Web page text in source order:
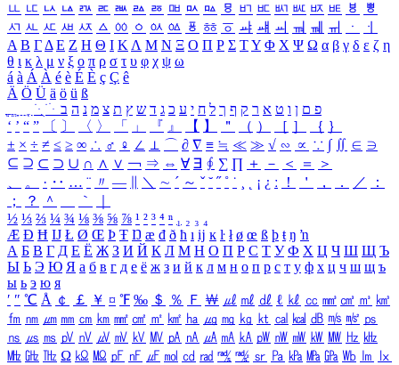
ㅥ ㅦ ㅧ ㅨ ㅩ ㅪ ㅫ ㅬ ㅭ ㅮ ㅯ ㅰ ㅱ ㅲ ㅳ ㅴ ㅵ ㅶ ㅷ ㅸ
ㅹ
ㅺ ㅻ ㅼ ㅽ ㅾ ㅿ ㆀ ㆁ ㆂ ㆃ ㆄ ㆅ ㆆ ㆇ ㆈ ㆉ ㆊ ㆋ ㆌ ㆍ
ㆎ
Α Β ΓΔ Ε Ζ Η Θ Ι ΚΛ Μ Ν Ξ Ο Π Ρ Σ ΤΥ Φ Χ Ψ Ω α β γ δ ε ζ η
θ ι κ λ μ ν ξ ο π ρ σ τ υ φ χ ψ ω
á à Á À é è É È ç Ç ê
Ä Ö Ü ä ö ü ß
ִֶֹ ֻּ ׁׂ פ ם ן ו ט א ר ק ף ך ל ח י ע כ ג ד ש ץ ת צ מ נ ה ב
‘ ’ “ ” 〔 〕 〈 〉 「 」 『 』 【 】 ＂ （ ） ［ ］ ｛ ｝
± × ÷ ≠ ≤ ≥ ∞ ∴ ♂ ♀ ∠ ⊥ ⌒ ∂ ∇ ≡ ≒ ≪ ≫ √ ∽ ∝ ∵ ∫ ∬ ∈ ∋
⊆ ⊇ ⊂ ⊃ ∪ ∩ ∧ ∨ ￢ ⇒ ⇔ ∀ ∃ ∮ ∑ ∏ ＋ － ＜ ＝
＞
、
。 · ‥ … ¨ 〃 ― ＼ ∼ ´ ～ ˇ ˘ ˝ ˚ ˙ ¸ ¡ ¿ ː ！ ＇ ， ． ／
：
；
？ ＾ ｀
½ ⅓ ⅔ ¼ ¾ ⅛ ⅜ ⅝ ⅞ ¹ ² ³ ⁴ ⁿ ₁ ₂ ₃ ₄
Æ Ð Ħ Ĳ Ł Ø Œ Þ Ŧ Ŋ æ đ ð ħ ı ĳ ĸ ŀ ł ø œ ß þ ŧ ŋ ŉ
А Б В Г Д Е Ё Ж З И Й К Л М Н О П Р С Т У Ф Х Ц Ч Ш Щ Ъ
Ы Ь Э Ю Я а б в г д е ё ж з и й к л м н о п р с т у ф х ц ч ш щ ъ
ы ь э ю я
′ ″ ℃ Å ￠ ￡ ￥ ¤ ℉ ‰ ＄ ％ Ｆ ￦ ㎕ ㎖ ㎗ ℓ ㎘ ㏄ ㎣ ㎤ ㎥ ㎦
㎙ ㎚ ㎛ ㎜ ㎝ ㎞ ㎟ ㎠ ㎡ ㎢ ㏊ ㎍ ㎎ ㎏ ㏏ ㎈ ㎉ ㏈ ㎧ ㎨ ㎰
㎱ ㎲ ㎳ ㎴ ㎵ ㎶ ㎷ ㎸ ㎹ ㎀ ㎁ ㎂ ㎃ ㎄ ㎺ ㎻ ㎽ ㎾ ㎿ ㎐ ㎑
㎒ ㎓ ㎔ Ω ㏀ ㏁ ㎊ ㎋ ㎌ ㏖ ㏅ ㎭ ㎮ ㎯ ㏛ ㎩ ㎪ ㎫ ㎬ ㏝ ㏐
㏓